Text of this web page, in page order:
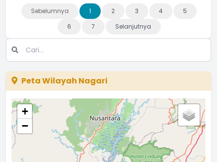
Sebelumnya
1 2 3 4
5
6
7 Selanjutnya
Peta Wilayah Nagari
+
−